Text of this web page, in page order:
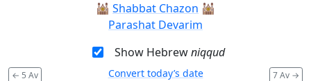
🕍 Shabbat Chazon 🕍
Parashat Devarim
Show Hebrewniqqud
← 5 Av 7 Av →
Convert today’s date